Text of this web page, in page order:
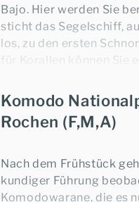
Bajo. Hier werden Sie
sticht das Segelschiff,
los, zu den ersten
für Korallen können Sie
Übernachtung an Bord.
Komodo
Rochen (F,M,A)
Nach dem Frühstück
kundiger Führung
Komodowarane, die es
★★★ ★★★★